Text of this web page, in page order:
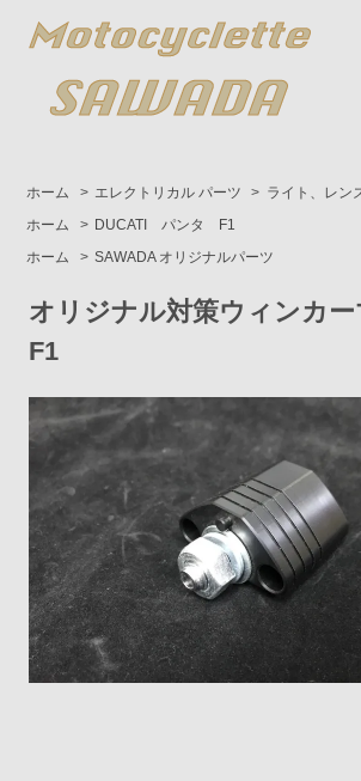
ホーム > エレクトリカル パーツ > ライト、レン
ホーム
> DUCATI パンタ F1
ホーム
> SAWADA オリジナルパーツ
オリジナル対策ウィンカ
F1